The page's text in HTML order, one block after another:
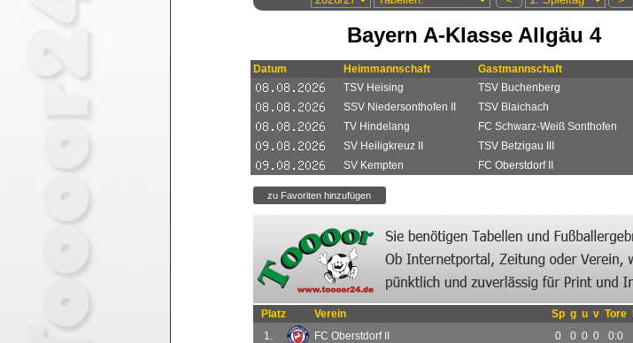
Bayern A-Klasse Allgäu 4
Datum Heimmannschaft Gastmannschaft
TSV Heising
TSV Buchenberg
SSV Niedersonthofen II
TSV Blaichach
TV Hindelang
FC Schwarz-Weiß Sonthofen
SV Heiligkreuz II
TSV Betzigau III
SV Kempten
FC Oberstdorf II
Platz Verein Sp g u v Tore
1.
FC Oberstdorf II 0 0 0 0 0:0